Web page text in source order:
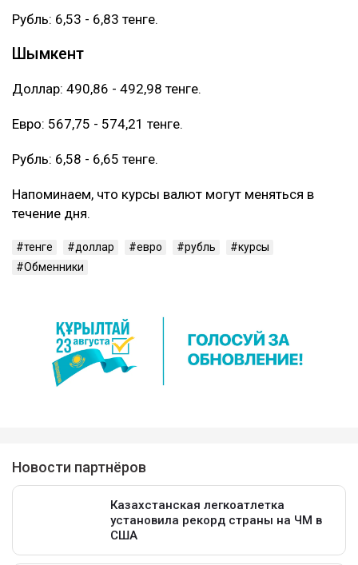
Рубль: 6,53 - 6,83 тенге.
Шымкент
Доллар: 490,86 - 492,98 тенге.
Евро: 567,75 - 574,21 тенге.
Рубль: 6,58 - 6,65 тенге.
Напоминаем, что курсы валют могут меняться в
течение дня.
тенге доллар евро рубль
курсы
Обменники